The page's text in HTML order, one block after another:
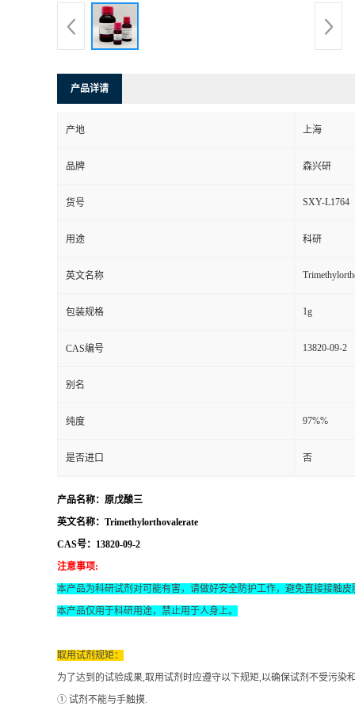
产品详请
产地 上海
品牌 森兴研
货号 SXY-L1764
用途 科研
英文名称
包装规格 1g
CAS编号 13820-09-2
别名
纯度 97%%
是否进口 否
产品名称：原戊酸三
英文名称：Trimethylorthovalerate
CAS号：13820-09-2
注意事项:
本产品为科研试剂对可能有害，请做好安全防护工作，避免直接接触皮
本产品仅用于科研用途，禁止用于人身上。
取用试剂规矩：
为了达到的试验成果,取用试剂时应遵守以下规矩,以确保试剂不受污染和
① 试剂不能与手触摸.